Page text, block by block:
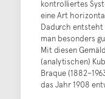
kontrolliertes
eine Art
Dadurch entsteht
man besonders
Mit diesen
(analytischen)
Braque
das Jahr 1908